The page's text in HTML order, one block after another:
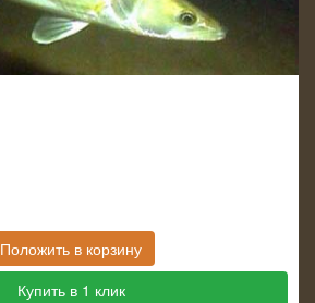
Положить в корзину
Купить в 1 клик